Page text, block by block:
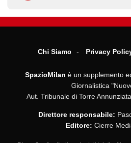
Chi Siamo Privacy
SpazioMilan è un supplemento
Giornalistica
Aut. Tribunale di Torre
Direttore responsabile:
Editore: Cierre